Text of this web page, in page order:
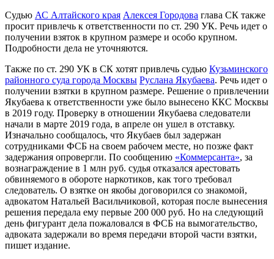
Судью АС Алтайского края Алексея Городова глава СК также
просит привлечь к ответственности по ст. 290 УК. Речь идет о
получении взяток в крупном размере и особо крупном.
Подробности дела не уточняются.
Также по ст. 290 УК в СК хотят привлечь судью Кузьминского
районного суда города Москвы Руслана Якубаева. Речь идет о
получении взятки в крупном размере. Решение о привлечении
Якубаева к ответственности уже было вынесено ККС Москвы
в 2019 году. Проверку в отношении Якубаева следователи
начали в марте 2019 года, в апреле он ушел в отставку.
Изначально сообщалось, что Якубаев был задержан
сотрудниками ФСБ на своем рабочем месте, но позже факт
задержания опровергли. По сообщению «Коммерсанта», за
вознаграждение в 1 млн руб. судья отказался арестовать
обвиняемого в обороте наркотиков, как того требовал
следователь. О взятке он якобы договорился со знакомой,
адвокатом Натальей Васильчиковой, которая после вынесения
решения передала ему первые 200 000 руб. Но на следующий
день фигурант дела пожаловался в ФСБ на вымогательство,
адвоката задержали во время передачи второй части взятки,
пишет издание.